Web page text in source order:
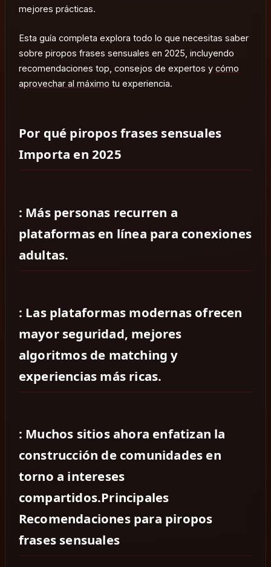
mejores prácticas.
Esta guía completa explora todo lo que necesitas saber
sobre piropos frases sensuales en 2025, incluyendo
recomendaciones top, consejos de expertos y cómo
aprovechar al máximo tu experiencia.
Por qué piropos frases sensuales
Importa en 2025
: Más personas recurren a
plataformas en línea para conexiones
adultas.
: Las plataformas modernas ofrecen
mayor seguridad, mejores
algoritmos de matching y
experiencias más ricas.
: Muchos sitios ahora enfatizan la
construcción de comunidades en
torno a intereses
compartidos.Principales
Recomendaciones para piropos
frases sensuales